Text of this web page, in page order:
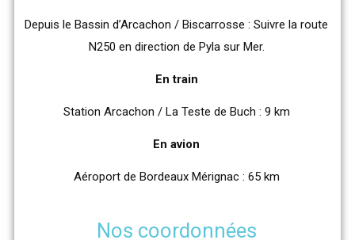
Depuis le Bassin d’Arcachon / Biscarrosse : Suivre la route
N250 en direction de Pyla sur Mer.
En train
Station Arcachon / La Teste de Buch : 9 km
En avion
Aéroport de Bordeaux Mérignac : 65 km
Nos coordonnées